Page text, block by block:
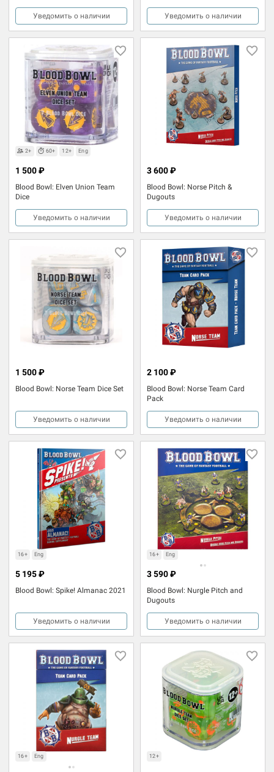
Уведомить о наличии Уведомить о наличии
2+ 60+ 12+ Eng
Blood Bowl: Elven Union Team
Dice
1 500 ₽
Уведомить о наличии
Blood Bowl: Norse Pitch &
Dugouts
3 600 ₽
Уведомить о наличии
Blood Bowl: Norse Team Dice Set
1 500 ₽
Уведомить о наличии
Blood Bowl: Norse Team Card
Pack
2 100 ₽
Уведомить о наличии
16+ Eng
Blood Bowl: Spike! Almanac 2021
5 195 ₽
Уведомить о наличии
16+ Eng
Blood Bowl: Nurgle Pitch and
Dugouts
3 590 ₽
Уведомить о наличии
16+ Eng 12+